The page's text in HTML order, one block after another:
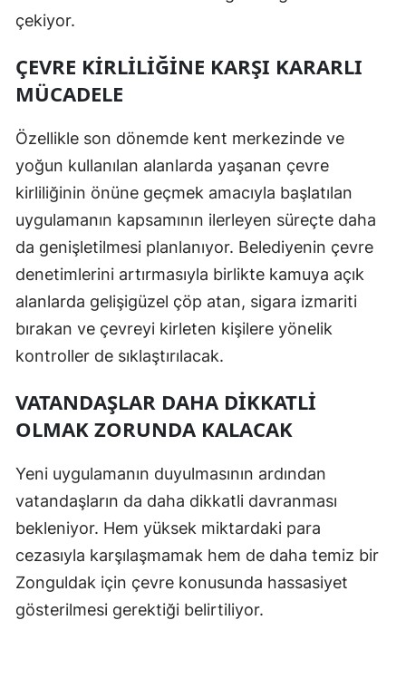
çekiyor.
ÇEVRE KİRLİLİĞİNE KARŞI KARARLI
MÜCADELE
Özellikle son dönemde kent merkezinde ve
yoğun kullanılan alanlarda yaşanan çevre
kirliliğinin önüne geçmek amacıyla başlatılan
uygulamanın kapsamının ilerleyen süreçte daha
da genişletilmesi planlanıyor. Belediyenin çevre
denetimlerini artırmasıyla birlikte kamuya açık
alanlarda gelişigüzel çöp atan, sigara izmariti
bırakan ve çevreyi kirleten kişilere yönelik
kontroller de sıklaştırılacak.
VATANDAŞLAR DAHA DİKKATLİ
OLMAK ZORUNDA KALACAK
Yeni uygulamanın duyulmasının ardından
vatandaşların da daha dikkatli davranması
bekleniyor. Hem yüksek miktardaki para
cezasıyla karşılaşmamak hem de daha temiz bir
Zonguldak için çevre konusunda hassasiyet
gösterilmesi gerektiği belirtiliyor.